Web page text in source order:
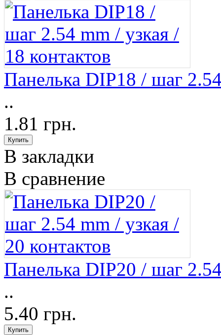
Панелька DIP18 / шаг
..
1.81 грн.
В закладки
В сравнение
Панелька DIP20 / шаг
..
5.40 грн.